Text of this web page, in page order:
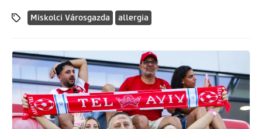
Miskolci Városgazda allergia